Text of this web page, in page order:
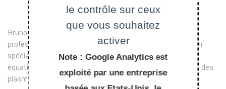
Bruno Després est professeur des universités et ancien
professeur chargé de cours à l’École polytechnique. C’est un
spécialiste de l’analyse mathématique et numérique des
équations aux dérivées partielles, notamment en physique des
plasmas.
le contrôle sur ceux
que vous souhaitez
activer
Note : Google Analytics est
exploité par une entreprise